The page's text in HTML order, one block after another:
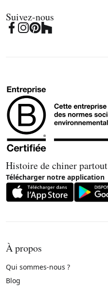
Suivez-nous
Histoire de chiner partout
Télécharger notre application
À propos
Qui sommes-nous ?
Blog